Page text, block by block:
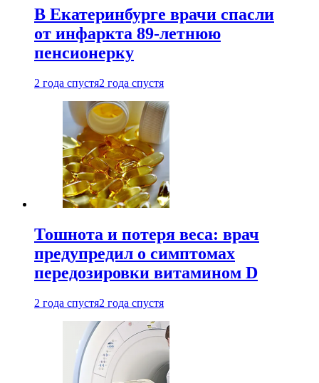
В Екатеринбурге врачи спасли
от инфаркта 89-летнюю
пенсионерку
2 года спустя2 года спустя
Тошнота и потеря веса: врач
предупредил о симптомах
передозировки витамином D
2 года спустя2 года спустя